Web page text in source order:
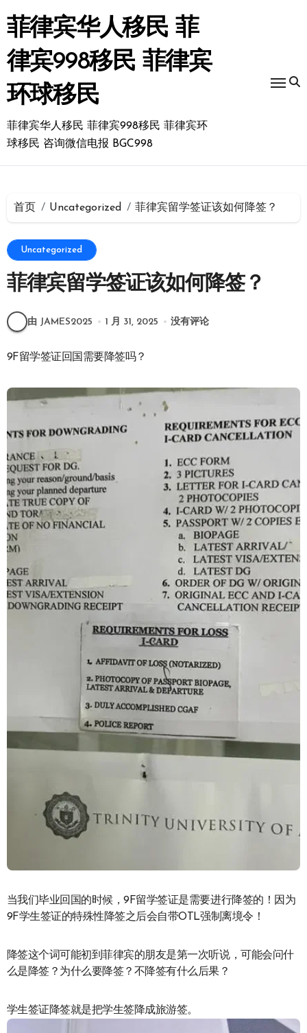
转
到
内
容
菲律宾华人移民 菲
律宾998移民 菲律宾
环球移民
菲律宾华人移民 菲律宾998移民 菲律宾环
球移民 咨询微信电报 BGC998
首页 Uncategorized 菲律宾留学签证该如何降签？
Uncategorized
菲律宾留学签证该如何降签？
由 JAMES2025 1 月 31, 2025 没有评论
9F留学签证回国需要降签吗？
当我们毕业回国的时候，9F留学签证是需要进行降签的！因为
9F学生签证的特殊性降签之后会自带OTL强制离境令！
降签这个词可能初到菲律宾的朋友是第一次听说，可能会问什
么是降签？为什么要降签？不降签有什么后果？
学生签证降签就是把学生签降成旅游签。